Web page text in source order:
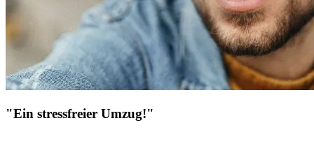
"Ein stressfreier Umzug!"